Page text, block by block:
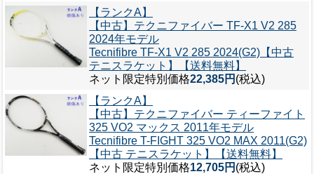
【ランクA】
【中古】テクニファイバー TF-X1 V2 285
2024年モデル
Tecnifibre TF-X1 V2 285 2024(G2)【中古
テニスラケット】【送料無料】
ネット限定特別価格22,385円 (税込)
【ランクA】
【中古】テクニファイバー ティーファイト
325 VO2 マックス 2011年モデル
Tecnifibre T-FIGHT 325 VO2 MAX 2011(G2)
【中古 テニスラケット】【送料無料】
ネット限定特別価格12,705円 (税込)